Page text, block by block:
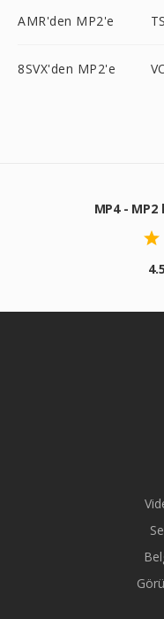
AMR'den MP2'e
8SVX'den MP2'e
MP4 -
4.5